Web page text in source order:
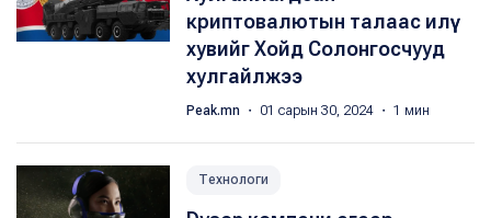
криптовалютын талаас илүү
хувийг Хойд Солонгосчууд
хулгайлжээ
Peak.mn ・ 01 сарын 30, 2024 ・ 1 мин
Технологи